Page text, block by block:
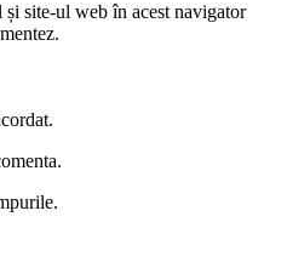
site-ul web în acest navigator